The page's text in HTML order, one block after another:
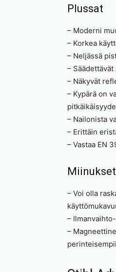
Plussat
– Moderni
– Korkea
– Neljässä
–
– Näkyvät
– Kypärä on
– Nailonista
– Erittäin
– Vastaa EN
Miinukset
– Voi olla
–
–